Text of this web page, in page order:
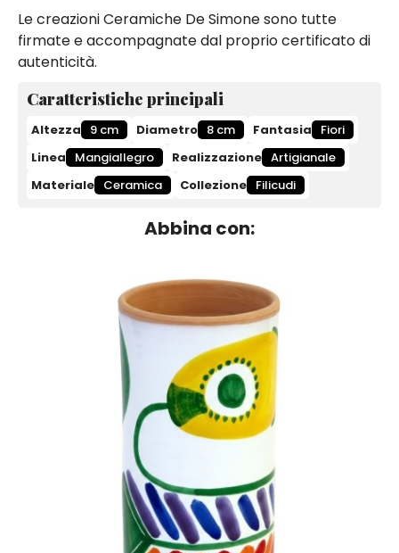
Le creazioni Ceramiche De Simone sono tutte
firmate e accompagnate dal proprio certificato di
autenticità.
Caratteristiche principali
Altezza 9 cm Diametro 8 cm Fantasia
Fiori
Linea
Mangiallegro Realizzazione Artigianale
Materiale Ceramica Collezione Filicudi
Abbina con: